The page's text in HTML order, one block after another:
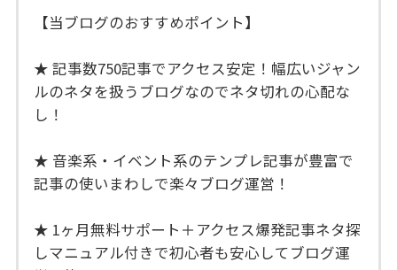
【当ブログのおすすめポイント】
★ 記事数750記事でアクセス安定！幅広いジャン
ルのネタを扱うブログなのでネタ切れの心配な
し！
★ 音楽系・イベント系のテンプレ記事が豊富で
記事の使いまわしで楽々ブログ運営！
★ 1ヶ月無料サポート＋アクセス爆発記事ネタ探
しマニュアル付きで初心者も安心してブログ運